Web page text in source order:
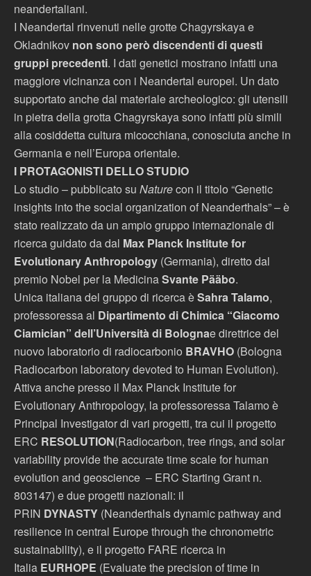
neandertaliani.
I Neandertal rinvenuti nelle grotte Chagyrskaya e
Okladnikov non sono però discendenti di questi
gruppi precedenti. I dati genetici mostrano infatti una
maggiore vicinanza con i Neandertal europei. Un dato
supportato anche dal materiale archeologico: gli utensili
in pietra della grotta Chagyrskaya sono infatti più simili
alla cosiddetta cultura micocchiana, conosciuta anche in
Germania e nell’Europa orientale.
I PROTAGONISTI DELLO STUDIO
Lo studio – pubblicato su Naturecon il titolo “Genetic
insights into the social organization of Neanderthals” – è
stato realizzato da un ampio gruppo internazionale di
ricerca guidato da dal Max Planck Institute for
Evolutionary Anthropology (Germania), diretto dal
premio Nobel per la MedicinaSvante Pääbo.
Unica italiana del gruppo di ricerca èSahra Talamo,
professoressa al Dipartimento di Chimica “Giacomo
Ciamician” dell’Università di Bolognae direttrice del
nuovo laboratorio di radiocarbonio BRAVHO (Bologna
Radiocarbon laboratory devoted to Human Evolution).
Attiva anche presso il Max Planck Institute for
Evolutionary Anthropology, la professoressa Talamo è
Principal Investigator di vari progetti, tra cui il progetto
ERC RESOLUTION(Radiocarbon, tree rings, and solar
variability provide the accurate time scale for human
evolution and geoscience – ERC Starting Grant n.
803147) e due progetti nazionali: il
PRIN DYNASTY (Neanderthals dynamic pathway and
resilience in central Europe through the chronometric
sustainability), e il progetto FARE ricerca in
Italia EURHOPE (Evaluate the precision of time in